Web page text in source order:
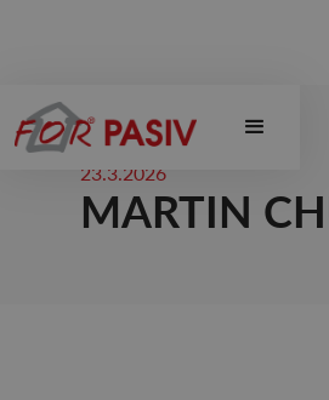
23.3.2026
MARTIN